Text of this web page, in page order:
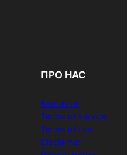
ПРО НАС
Контакти
Terms of service
Terms of use
Disclaimer